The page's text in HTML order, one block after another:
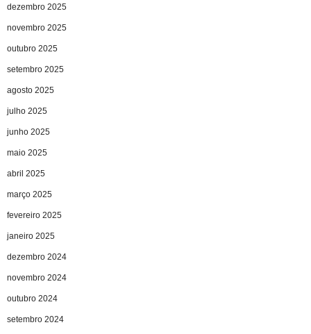
dezembro 2025
novembro 2025
outubro 2025
setembro 2025
agosto 2025
julho 2025
junho 2025
maio 2025
abril 2025
março 2025
fevereiro 2025
janeiro 2025
dezembro 2024
novembro 2024
outubro 2024
setembro 2024